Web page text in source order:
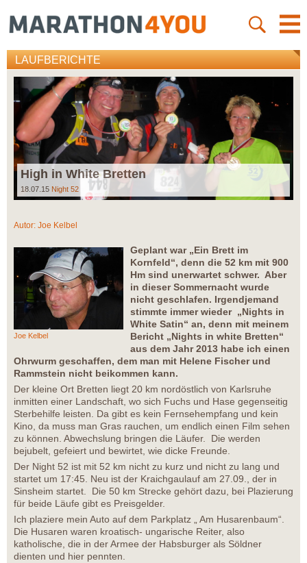
LAUFBERICHTE
High in White Bretten
18.07.15 Night 52
Autor: Joe Kelbel
Joe Kelbel
Geplant war „Ein Brett im
Kornfeld“, denn die 52 km mit 900
Hm sind unerwartet schwer. Aber
in dieser Sommernacht wurde
nicht geschlafen. Irgendjemand
stimmte immer wieder „Nights in
White Satin“ an, denn mit meinem
Bericht „Nights in white Bretten“
aus dem Jahr 2013 habe ich einen
Ohrwurm geschaffen, dem man mit Helene Fischer und
Rammstein nicht beikommen kann.
Der kleine Ort Bretten liegt 20 km nordöstlich von Karlsruhe
inmitten einer Landschaft, wo sich Fuchs und Hase gegenseitig
Sterbehilfe leisten. Da gibt es kein Fernsehempfang und kein
Kino, da muss man Gras rauchen, um endlich einen Film sehen
zu können. Abwechslung bringen die Läufer. Die werden
bejubelt, gefeiert und bewirtet, wie dicke Freunde.
Der Night 52 ist mit 52 km nicht zu kurz und nicht zu lang und
startet um 17:45. Neu ist der Kraichgaulauf am 27.09., der in
Sinsheim startet. Die 50 km Strecke gehört dazu, bei Plazierung
für beide Läufe gibt es Preisgelder.
Ich plaziere mein Auto auf dem Parkplatz „ Am Husarenbaum“.
Die Husaren waren kroatisch- ungarische Reiter, also
katholische, die in der Armee der Habsburger als Söldner
dienten und hier pennten.